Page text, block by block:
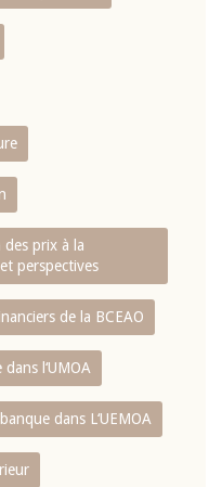
des prix à la
perspectives
de la BCEAO
l‘UMOA
dans L‘UEMOA